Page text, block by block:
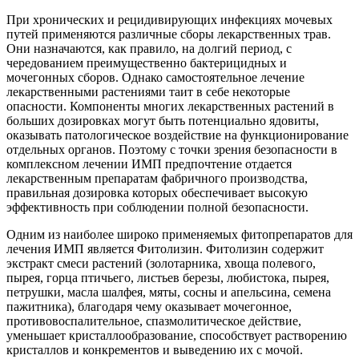
При хронических и рецидивирующих инфекциях мочевых
путей применяются различные сборы лекарственных трав.
Они назначаются, как правило, на долгий период, с
чередованием преимущественно бактерицидных и
мочегонных сборов. Однако самостоятельное лечение
лекарственными растениями таит в себе некоторые
опасности. Компоненты многих лекарственных растений в
больших дозировках могут быть потенциально ядовиты,
оказывать патологическое воздействие на функционирование
отдельных органов. Поэтому с точки зрения безопасности в
комплексном лечении ИМП предпочтение отдается
лекарственным препаратам фабричного производства,
правильная дозировка которых обеспечивает высокую
эффективность при соблюдении полной безопасности.
Одним из наиболее широко применяемых фитопрепаратов для
лечения ИМП является Фитолизин. Фитолизин содержит
экстракт смеси растений (золотарника, хвоща полевого,
пырея, горца птичьего, листьев березы, любистока, пырея,
петрушки, масла шалфея, мяты, сосны и апельсина, семена
пажитника), благодаря чему оказывает мочегонное,
противовоспалительное, спазмолитическое действие,
уменьшает кристаллообразование, способствует растворению
кристаллов и конкрементов и выведению их с мочой.